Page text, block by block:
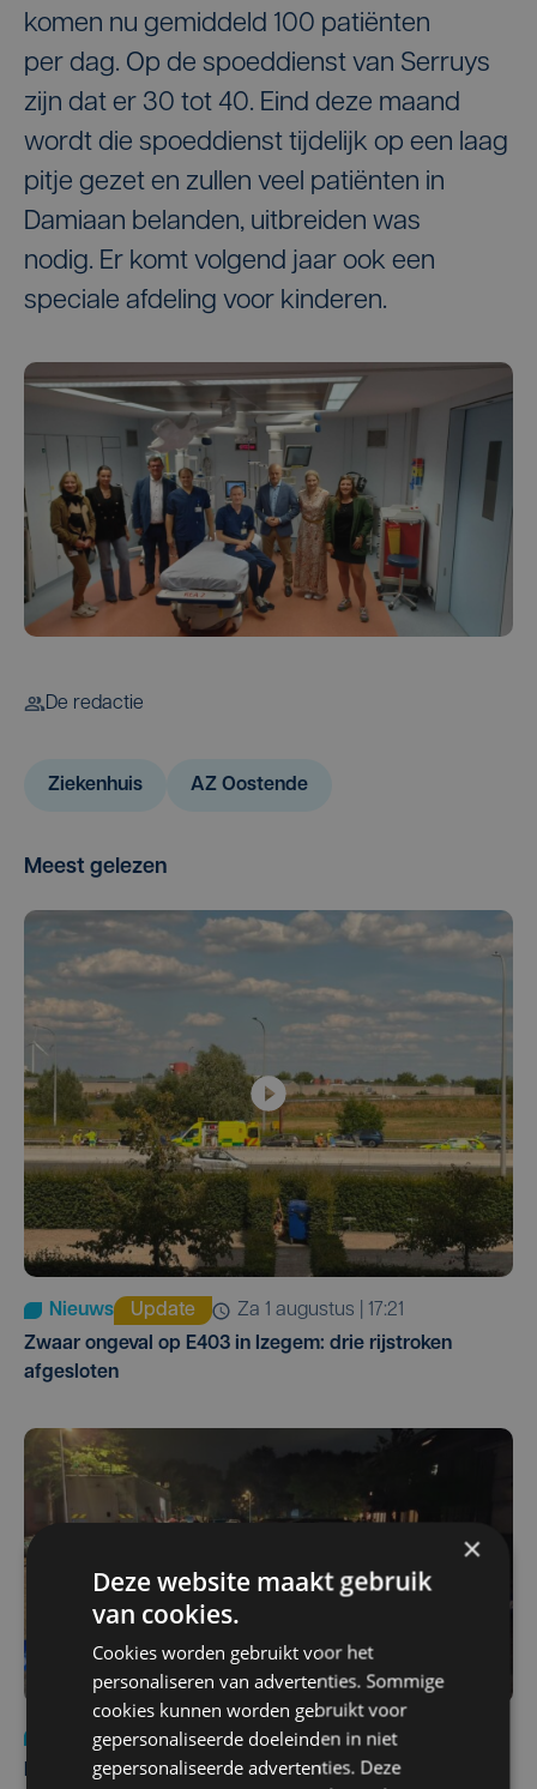
komen nu gemiddeld 100 patiënten
per dag. Op de spoeddienst van Serruys
zijn dat er 30 tot 40. Eind deze maand
wordt die spoeddienst tijdelijk op een laag
pitje gezet en zullen veel patiënten in
Damiaan belanden, uitbreiden was
nodig. Er komt volgend jaar ook een
speciale afdeling voor kinderen.
De redactie
Ziekenhuis AZ Oostende
Meest gelezen
Nieuws Update
za 1 augustus | 17:21
Zwaar ongeval op E403 in Izegem: drie rijstroken
afgesloten
Nieuws
di 4 augustus | 09:32
Man en vrouw dood aangetroffen in woning in Sint-
×
Deze website maakt gebruik
van cookies.
Cookies worden gebruikt voor het
personaliseren van advertenties. Sommige
cookies kunnen worden gebruikt voor
gepersonaliseerde doeleinden in niet
gepersonaliseerde advertenties. Deze